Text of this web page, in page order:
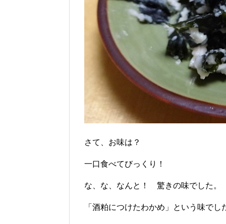
さて、お味は？
一口食べてびっくり！
な、な、なんと！ 驚きの味でした。
「酒粕につけたわかめ」という味でし